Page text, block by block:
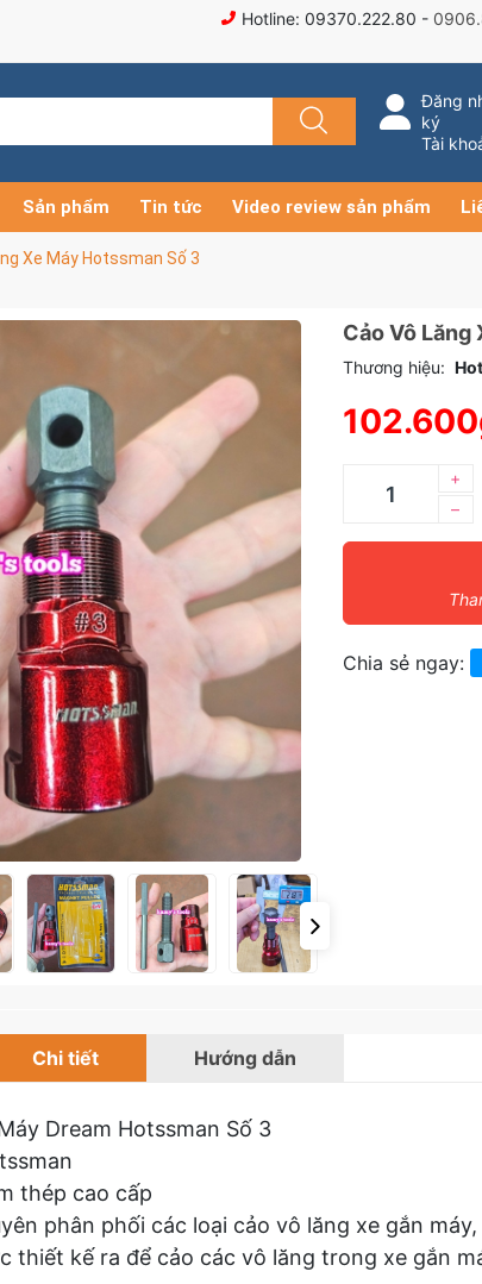
Hotline: 09370.222.80 -
Đăng
ký
Tài
Sản phẩm Tin tức Video review sản phẩm
Xe Máy Hotssman Số 3
Cảo Vô Lăng
Thương hiệu:
–
+
Chia sẻ ngay:
Chi tiết Hướng dẫn
Dream Hotssman Số 3
thép cao cấp
phân phối các loại cảo vô lăng xe gắn
thiết kế ra để cảo các vô lăng trong xe gắn